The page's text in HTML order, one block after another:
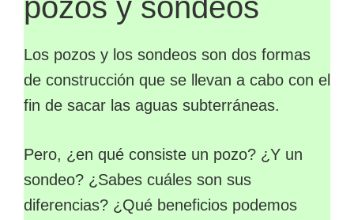
pozos y sondeos
Los pozos y los sondeos son dos formas
de construcción que se llevan a cabo con el
fin de sacar las aguas subterráneas.
Pero, ¿en qué consiste un pozo? ¿Y un
sondeo? ¿Sabes cuáles son sus
diferencias? ¿Qué beneficios podemos